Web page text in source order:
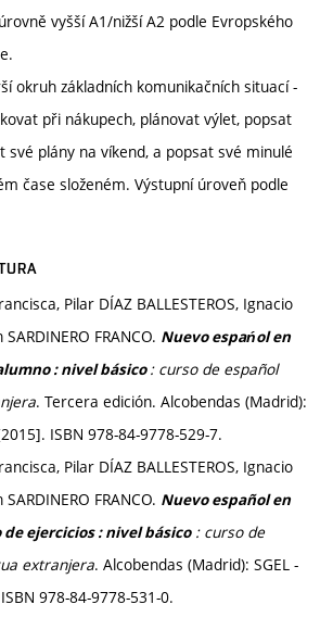
vyšší A1/nižší A2 podle Evropského
okruh základních komunikačních situací -
při nákupech, plánovat výlet, popsat
své plány na víkend, a popsat své minulé
čase složeném. Výstupní úroveň podle
Pilar DÍAZ BALLESTEROS, Ignacio
FRANCO. Nuevo espańol en
: nivel básico : curso de español
. Tercera edición. Alcobendas (Madrid):
ISBN 978-84-9778-529-7.
Pilar DÍAZ BALLESTEROS, Ignacio
FRANCO. Nuevo español en
ejercicios : nivel básico: curso de
extranjera. Alcobendas (Madrid): SGEL -
978-84-9778-531-0.